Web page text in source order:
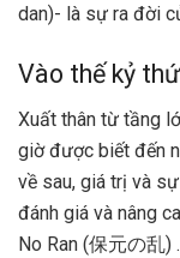
dan)- là sự ra đời
Vào thế kỷ
Xuất thân từ tầng
giờ được biết đến
về sau, giá trị và
đánh giá và nâng
No Ran (保元の乱) .